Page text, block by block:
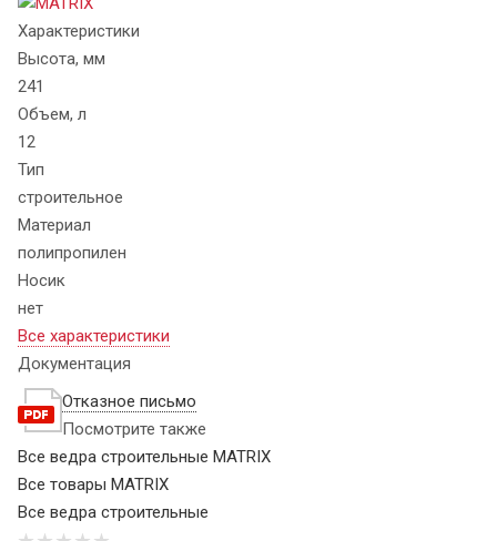
Характеристики
Высота, мм
241
Объем, л
12
Тип
строительное
Материал
полипропилен
Носик
нет
Все характеристики
Документация
Отказное письмо
Посмотрите также
Все ведра строительные MATRIX
Все товары MATRIX
Все ведра строительные